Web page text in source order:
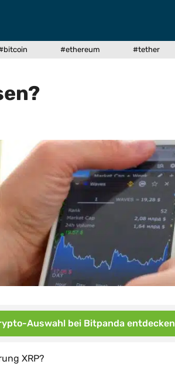
#ethereum #tether
Auswahl bei Bitpanda entdecken
XRP?